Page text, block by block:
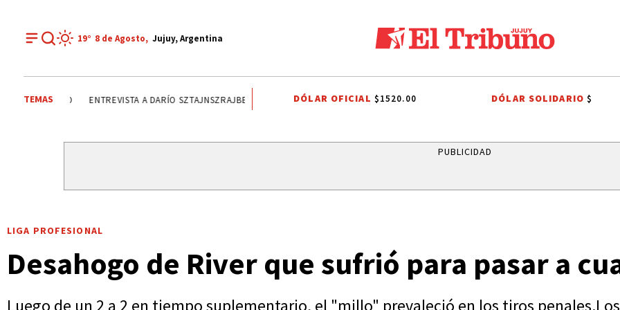
19° 8 de Agosto, Jujuy, Argentina
TEMAS ÁLVARO MAXIMILIANO SAIQUITA DÍA DEL NIÑO ENTREVISTA A DARÍO SZTAJNSZRAJBER GOBIERNO DE JUJUY LA FIESTA DE
DÓLAR OFICIAL $1520.00 DÓLAR SOLIDARIO$
PUBLICIDAD
LIGA PROFESIONAL
Desahogo de River que sufrió para pasar a
Luego de un 2 a 2 en tiempo suplementario, el "millo" prevaleció en los tiros